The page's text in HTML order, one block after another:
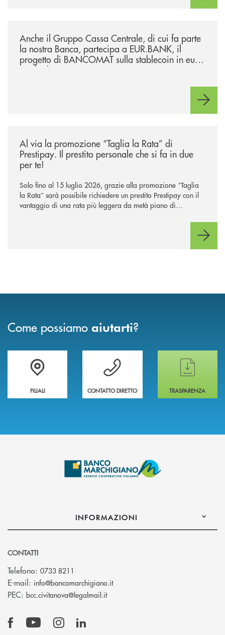
Anche il Gruppo Cassa Centrale, di cui fa parte
la nostra Banca, partecipa a EUR.BANK, il
progetto di BANCOMAT sulla stablecoin in euro
e sul relativo ecosistema
Al via la promozione “Taglia la Rata” di
Prestipay. Il prestito personale che si fa in due
per te!
Solo fino al 15 luglio 2026, grazie alla promozione “Taglia
la Rata” sarà possibile richiedere un prestito Prestipay con il
vantaggio di una rata più leggera da metà piano di
Come possiamo aiutarti?
Trova la filiale più vicina a te
FILIALI
Hai bisogno di assistenza immediata ?
CONTATTO DIRETTO
Hai bisogno di
TRASPARENZA
INFORMAZIONI
CONTATTI
Telefono: 0733 8211
E-mail: info@bancomarchigiano.it(si apre l’app di posta
PEC: bcc.civitanova@legalmail.it(si apre l’app di posta elettronica)